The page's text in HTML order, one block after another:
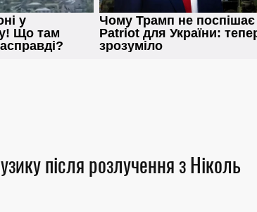
після розлучення з Ніколь